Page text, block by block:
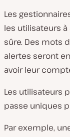
Les
les utilisateurs
sûre. Des mots
alertes seront
avoir leur
Les utilisateurs
passe uniques
Par exemple,